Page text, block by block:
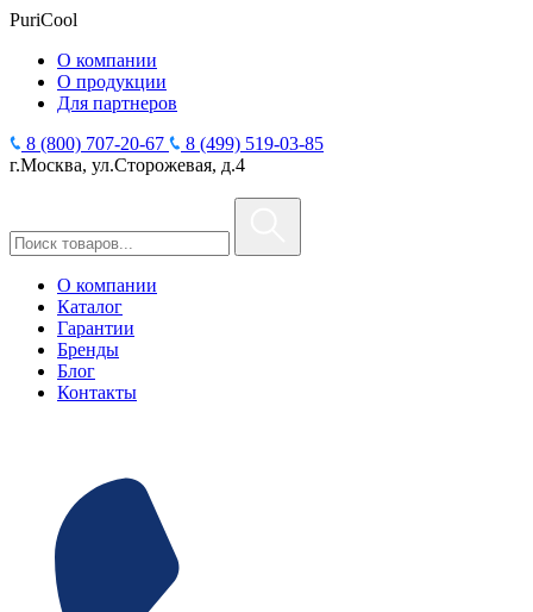
PuriCool
О компании
О продукции
Для партнеров
8 (800) 707-20-67
8 (499) 519-03-85
г.Москва, ул.Сторожевая, д.4
О компании
Каталог
Гарантии
Бренды
Блог
Контакты